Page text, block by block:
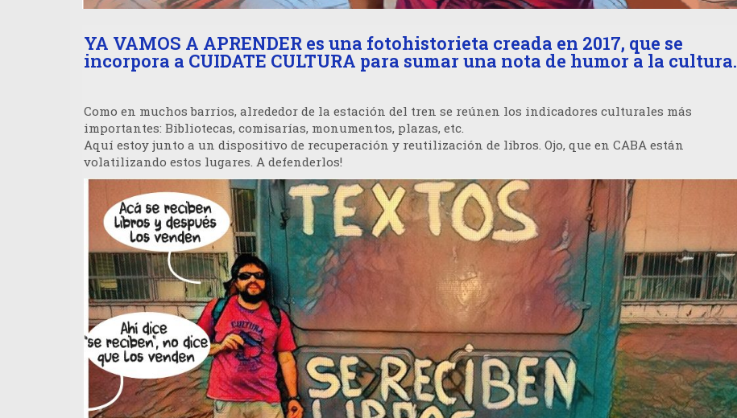
YA VAMOS A APRENDER es una fotohistorieta creada en 2017, que se
incorpora a CUIDATE CULTURA para sumar una nota de humor a la cultura.
Como en muchos barrios, alrededor de la estación del tren se reúnen los indicadores culturales más
importantes: Bibliotecas, comisarías, monumentos, plazas, etc.
Aquí estoy junto a un dispositivo de recuperación y reutilización de libros. Ojo, que en CABA están
volatilizando estos lugares. A defenderlos!